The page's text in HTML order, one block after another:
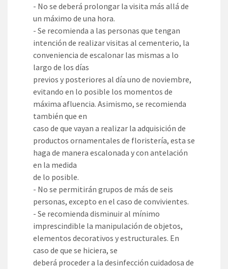
- No se deberá prolongar la visita más allá de
un máximo de una hora.
- Se recomienda a las personas que tengan
intención de realizar visitas al cementerio, la
conveniencia de escalonar las mismas a lo
largo de los días
previos y posteriores al día uno de noviembre,
evitando en lo posible los momentos de
máxima afluencia. Asimismo, se recomienda
también que en
caso de que vayan a realizar la adquisición de
productos ornamentales de floristería, esta se
haga de manera escalonada y con antelación
en la medida
de lo posible.
- No se permitirán grupos de más de seis
personas, excepto en el caso de convivientes.
- Se recomienda disminuir al mínimo
imprescindible la manipulación de objetos,
elementos decorativos y estructurales. En
caso de que se hiciera, se
deberá proceder a la desinfección cuidadosa de